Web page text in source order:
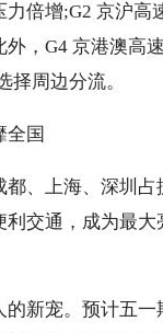
倍增;G2 京沪
，G4 京港澳高
择周边分流。
全国
、上海、深圳
交通，成为最
新宠。预计五